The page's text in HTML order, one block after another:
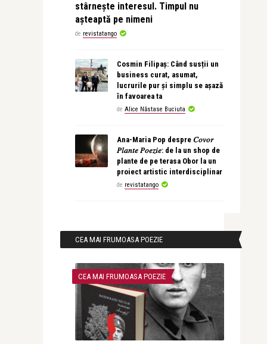
stârnește interesul. Timpul nu
așteaptă pe nimeni
de revistatango
Cosmin Filipaș: Când susții un
business curat, asumat,
lucrurile pur și simplu se așază
în favoarea ta
de Alice Năstase Buciuta
Ana-Maria Pop despre 𝐶𝑜𝑣𝑜𝑟
𝑃𝑙𝑎𝑛𝑡𝑒 𝑃𝑜𝑒𝑧𝑖𝑒: de la un shop de
plante de pe terasa Obor la un
proiect artistic interdisciplinar
de revistatango
CEA MAI FRUMOASA POEZIE
CEA MAI FRUMOASA POEZIE